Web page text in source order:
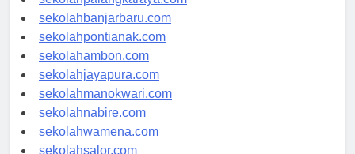
sekolahpalangkaraya.com
sekolahbanjarbaru.com
sekolahpontianak.com
sekolahambon.com
sekolahjayapura.com
sekolahmanokwari.com
sekolahnabire.com
sekolahwamena.com